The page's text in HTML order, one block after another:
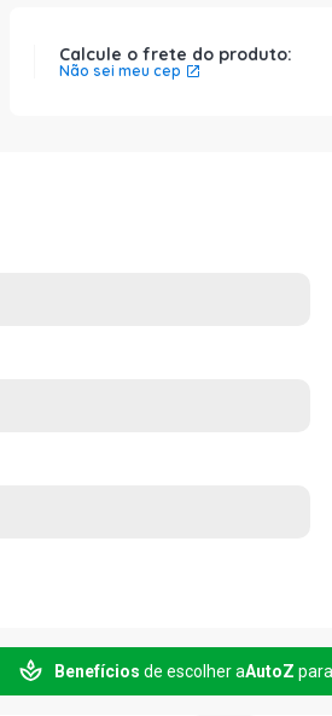
Calcule o frete do produto:
Não sei meu cep
Benefícios de escolher aAutoZ